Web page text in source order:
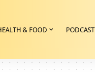
& FOOD PODCAST